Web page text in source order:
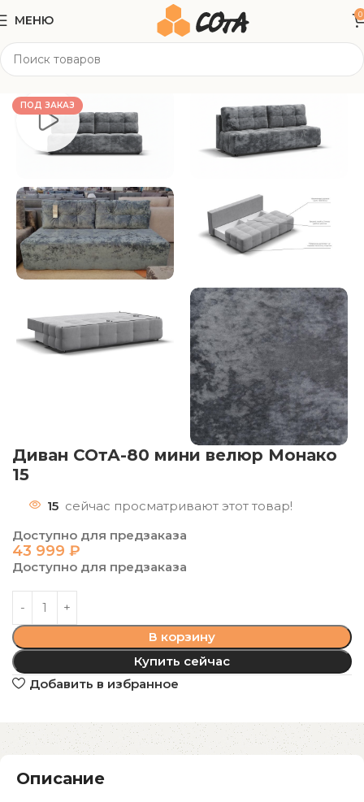
МЕНЮ 0
Мягкая мебель
ПОД ЗАКАЗ
Диван СОтА-80 мини велюр Монако
15
15 сейчас просматривают этот товар!
Доступно для предзаказа
43 999 ₽
Доступно для предзаказа
В корзину
Купить сейчас
Добавить в избранное
Описание